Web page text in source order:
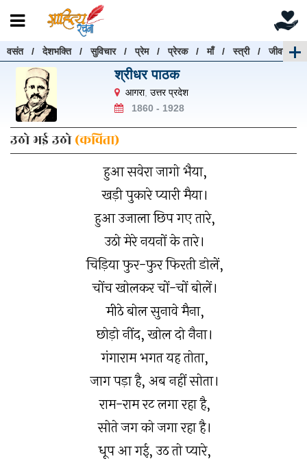
वसंत/देशभक्ति/सुविचार/प्रेम/प्रेरक/माँ/स्त्री/जीवन
श्रीधर पाठक
आगरा, उत्तर प्रदेश
1860 - 1928
उठो भई उठो(कविता)
हुआ सवेरा जागो भैया,
खड़ी पुकारे प्यारी मैया।
हुआ उजाला छिप गए तारे,
उठो मेरे नयनों के तारे।
चिड़िया फुर-फुर फिरती डोलें,
चोंच खोलकर चों-चों बोलें।
मीठे बोल सुनावे मैना,
छोड़ो नींद, खोल दो नैना।
गंगाराम भगत यह तोता,
जाग पड़ा है, अब नहीं सोता।
राम-राम रट लगा रहा है,
सोते जग को जगा रहा है।
धूप आ गई, उठ तो प्यारे,
रचनाएँ खोजें
रचनाएँ खोजने के लिए नीचे दी गई बॉक्स में हिन्दी में लिखें और
"खोजें" बटन पर क्लिक करें
खोजें